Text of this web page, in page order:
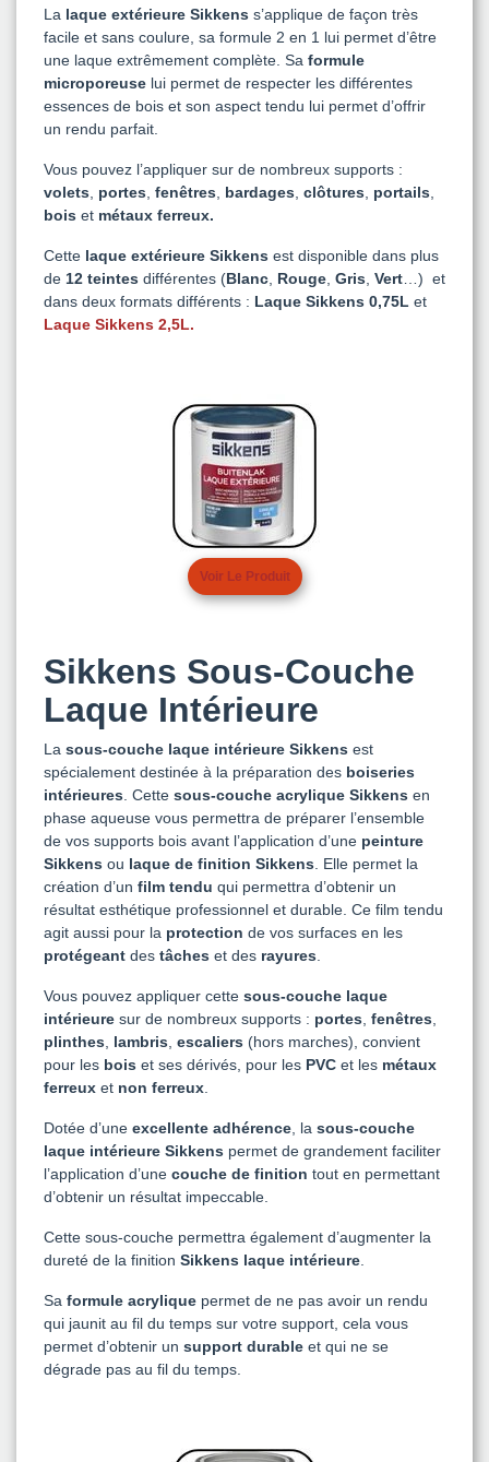
La laque extérieure Sikkens s’applique de façon très
facile et sans coulure, sa formule 2 en 1 lui permet d’être
une laque extrêmement complète. Sa formule
microporeuse lui permet de respecter les différentes
essences de bois et son aspect tendu lui permet d’offrir
un rendu parfait.
Vous pouvez l’appliquer sur de nombreux supports :
volets portes fenêtres bardages clôtures portails
bois et métaux ferreux.
Cette laque extérieure Sikkens est disponible dans plus
de 12 teintes différentes (Blanc Rouge Gris Vert …) et
dans deux formats différents : Laque Sikkens 0,75L et
Laque Sikkens 2,5L.
Voir Le Produit
Sikkens Sous-Couche
Laque Intérieure
La sous-couche laque intérieure Sikkens est
spécialement destinée à la préparation des boiseries
intérieures . Cette sous-couche acrylique Sikkens en
phase aqueuse vous permettra de préparer l’ensemble
de vos supports bois avant l’application d’une peinture
Sikkens ou laque de finition Sikkens . Elle permet la
création d’un film tendu qui permettra d’obtenir un
résultat esthétique professionnel et durable. Ce film tendu
agit aussi pour la protection de vos surfaces en les
protégeant des tâches et des rayures
Vous pouvez appliquer cette sous-couche laque
intérieure sur de nombreux supports : portes fenêtres
plinthes lambris escaliers (hors marches), convient
pour les bois et ses dérivés, pour les PVC et les métaux
ferreux et non ferreux
Dotée d’une excellente adhérence , la sous-couche
laque intérieure Sikkens permet de grandement faciliter
l’application d’une couche de finition tout en permettant
d’obtenir un résultat impeccable.
Cette sous-couche permettra également d’augmenter la
dureté de la finition Sikkens laque intérieure
Sa formule acrylique permet de ne pas avoir un rendu
qui jaunit au fil du temps sur votre support, cela vous
permet d’obtenir un support durable et qui ne se
dégrade pas au fil du temps.